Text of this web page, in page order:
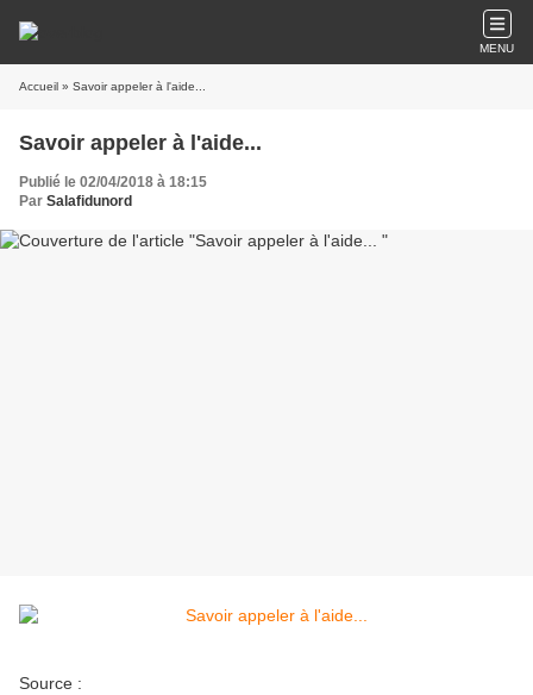
MENU
Accueil » Savoir appeler à l'aide...
Savoir appeler à l'aide...
Publié le 02/04/2018 à 18:15
Par Salafidunord
Source :